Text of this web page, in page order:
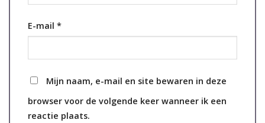
E-mail *
Mijn naam, e-mail en site bewaren in deze
browser voor de volgende keer wanneer ik een
reactie plaats.